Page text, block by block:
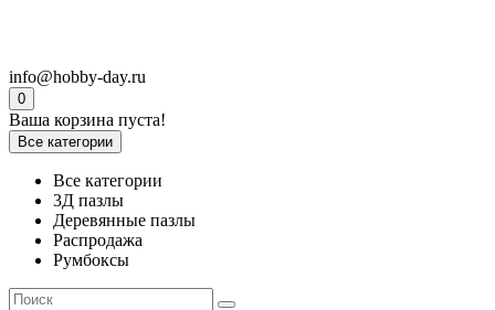
info@hobby-day.ru
0
Ваша корзина пуста!
Все категории
Все категории
3Д пазлы
Деревянные пазлы
Распродажа
Румбоксы